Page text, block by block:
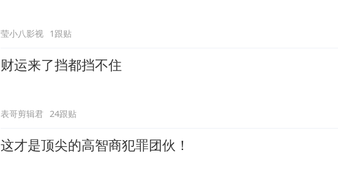
莹小八影视 1跟贴
财运来了挡都挡不住
表哥剪辑君 24跟贴
这才是顶尖的高智商犯罪团伙！